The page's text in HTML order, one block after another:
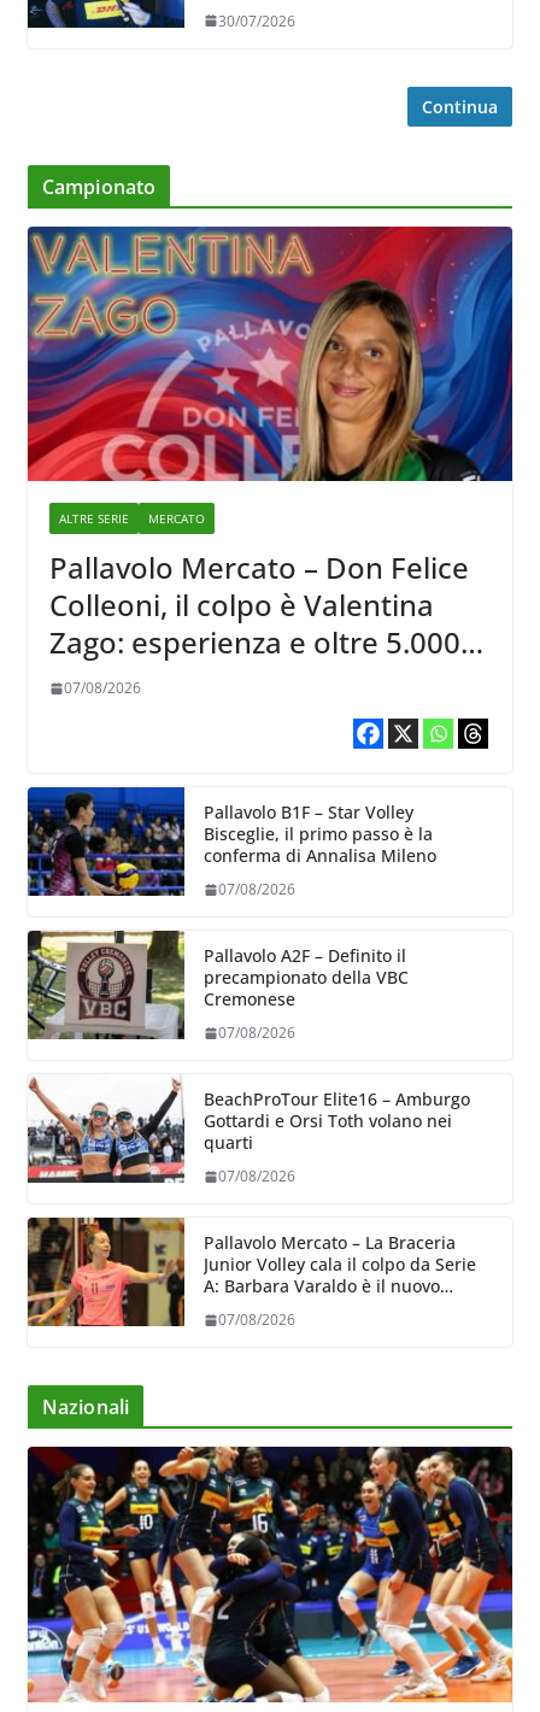
30/07/2026
Continua
Campionato
ALTRE SERIE MERCATO
Pallavolo Mercato – Don Felice
Colleoni, il colpo è Valentina
Zago: esperienza e oltre 5.000
punti al servizio di Trescore
07/08/2026
Pallavolo B1F – Star Volley
Bisceglie, il primo passo è la
conferma di Annalisa Mileno
07/08/2026
Pallavolo A2F – Definito il
precampionato della VBC
Cremonese
07/08/2026
BeachProTour Elite16 – Amburgo
Gottardi e Orsi Toth volano nei
quarti
07/08/2026
Pallavolo Mercato – La Braceria
Junior Volley cala il colpo da Serie
A: Barbara Varaldo è il nuovo
07/08/2026
Nazionali